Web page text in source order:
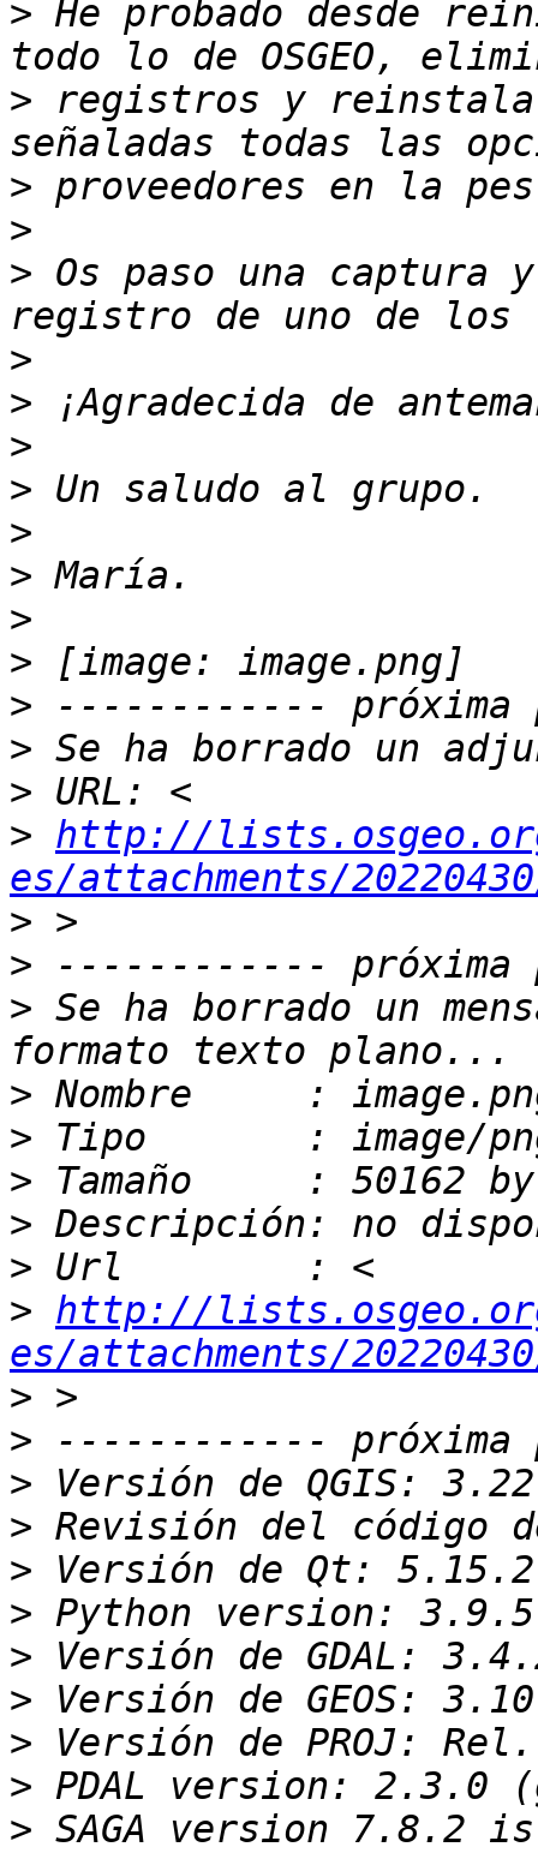
> He probado desde
> registros y
>
>
> Os paso una
>
>
>
>
>
>
>
>
>
>
>
> http://
es/attachments/
>
>
> Se ha borrado un
>
>
>
>
>
> http://
es/attachments/
>
>
>
>
>
>
>
>
>
>
> SAGA version